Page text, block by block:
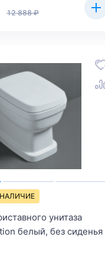
12 888 ₽
унитаза
белый, без сиденья